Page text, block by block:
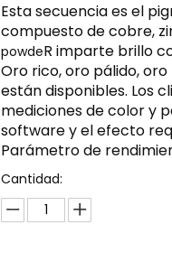
Esta secuencia es el
compuesto de cobre,
powdeR imparte brillo
Oro rico, oro pálido,
están disponibles. Los
mediciones de color y
software y el efecto
Parámetro de
Cantidad: